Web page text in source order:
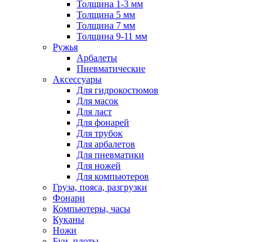
Толщина 1-3 мм
Толщина 5 мм
Толщина 7 мм
Толщина 9-11 мм
Ружья
Арбалеты
Пневматические
Аксессуары
Для гидрокостюмов
Для масок
Для ласт
Для фонарей
Для трубок
Для арбалетов
Для пневматики
Для ножей
Для компьютеров
Груза, пояса, разгрузки
Фонари
Компьютеры, часы
Куканы
Ножи